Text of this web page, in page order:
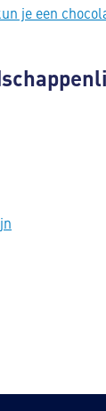
je een